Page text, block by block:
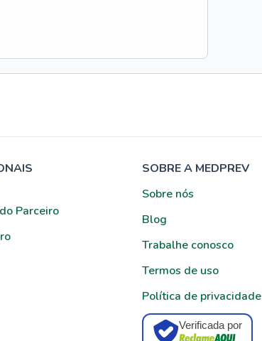
Parceiro
SOBRE A MEDPREV
Sobre nós
Blog
Trabalhe conosco
Termos de uso
Política de privacidade
Verificada por